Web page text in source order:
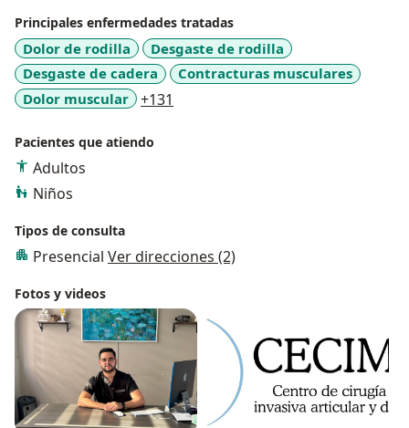
Principales enfermedades tratadas
Dolor de rodilla
Desgaste de rodilla
Desgaste de cadera
Contracturas musculares
Dolor muscular
+131
Pacientes que atiendo
Adultos
Niños
Tipos de consulta
Presencial Ver direcciones (2)
Fotos y videos